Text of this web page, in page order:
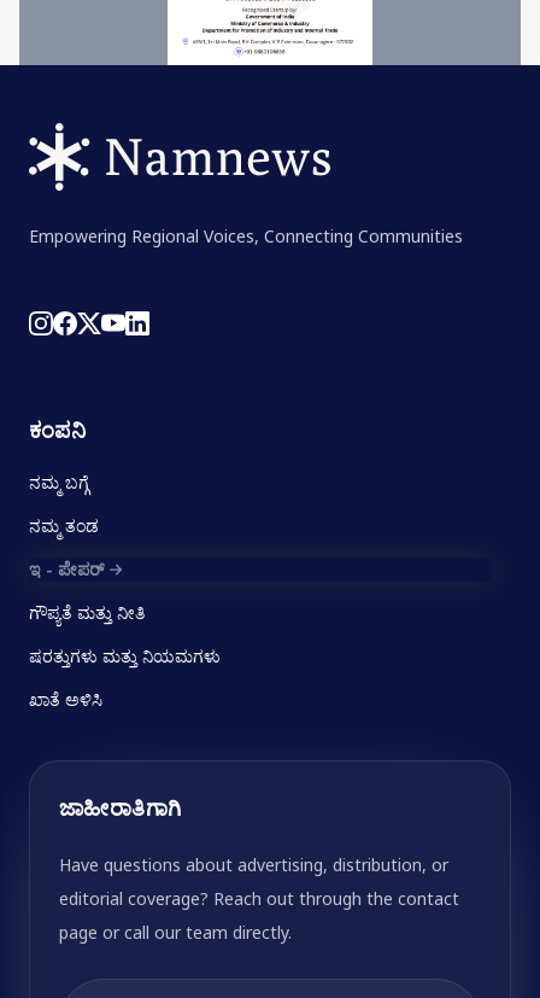
Empowering Regional Voices, Connecting Communities
ಕಂಪನಿ
ನಮ್ಮ ಬಗ್ಗೆ
ನಮ್ಮ ತಂಡ
ಇ - ಪೇಪರ್
ಗೌಪ್ಯತೆ ಮತ್ತು ನೀತಿ
ಷರತ್ತುಗಳು ಮತ್ತು ನಿಯಮಗಳು
ಖಾತೆ ಅಳಿಸಿ
ಜಾಹೀರಾತಿಗಾಗಿ
Have questions about advertising, distribution, or
editorial coverage? Reach out through the contact
page or call our team directly.